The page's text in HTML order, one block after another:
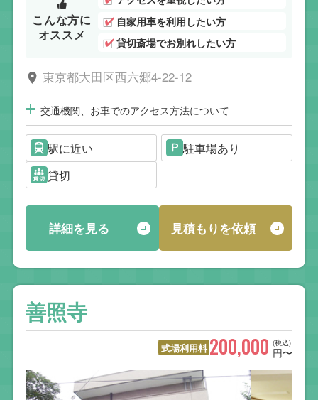
こんな方に
オススメ
自家用車を利用したい方
貸切斎場でお別れしたい方
東京都大田区西六郷4-22-12
交通機関、お車でのアクセス方法について
駅に近い
駐車場あり
貸切
詳細を見る 見積もりを依頼
善照寺
式場利用料 (税込)
200,000 円〜